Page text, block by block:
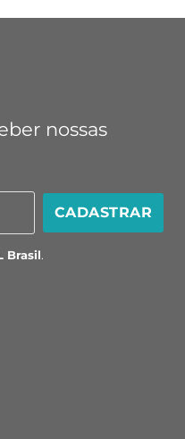
nossas
CADASTRAR
Brasil.